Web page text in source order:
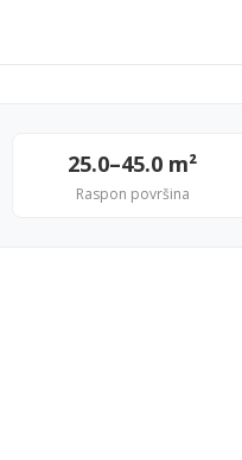
25.0–45.0 m²
Raspon površina